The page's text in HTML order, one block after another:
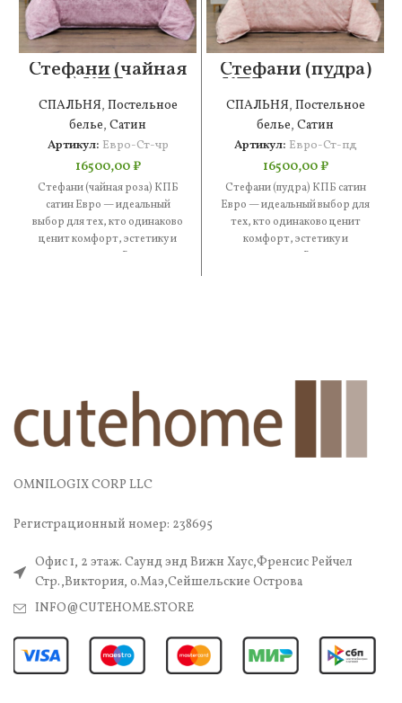
Стефани (чайная
роза) КПБ сатин
Евро
СПАЛЬНЯ, Постельное
белье, Сатин
Артикул: Евро-Ст-чр
16500,00₽
Стефани (чайная роза) КПБ
сатин Евро — идеальный
выбор для тех, кто одинаково
ценит комфорт, эстетику и
практичность. В составе
Стефани (пудра)
КПБ сатин Евро
СПАЛЬНЯ, Постельное
белье, Сатин
Артикул: Евро-Ст-пд
16500,00₽
Стефани (пудра) КПБ сатин
Евро — идеальный выбор для
тех, кто одинаково ценит
комфорт, эстетику и
практичность. В составе —
OMNILOGIX CORP LLC
Регистрационный номер: 238695
Офис 1, 2 этаж. Саунд энд Вижн Хаус,Френсис Рейчел
Стр.,Виктория, о.Маэ,Сейшельские Острова
INFO@CUTEHOME.STORE